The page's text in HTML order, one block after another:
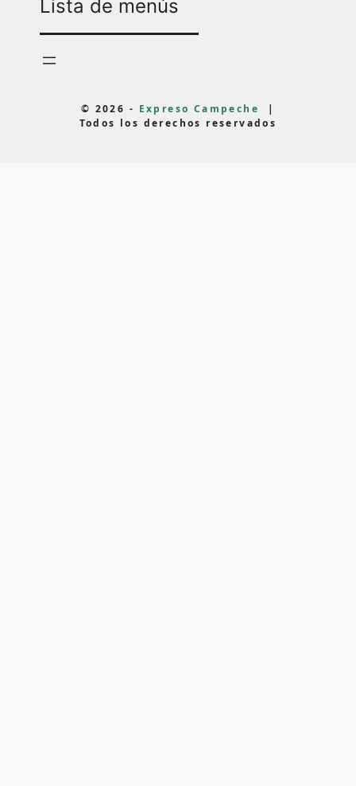
Lista de menús
© 2026 - Expreso Campeche
|
Todos los derechos reservados